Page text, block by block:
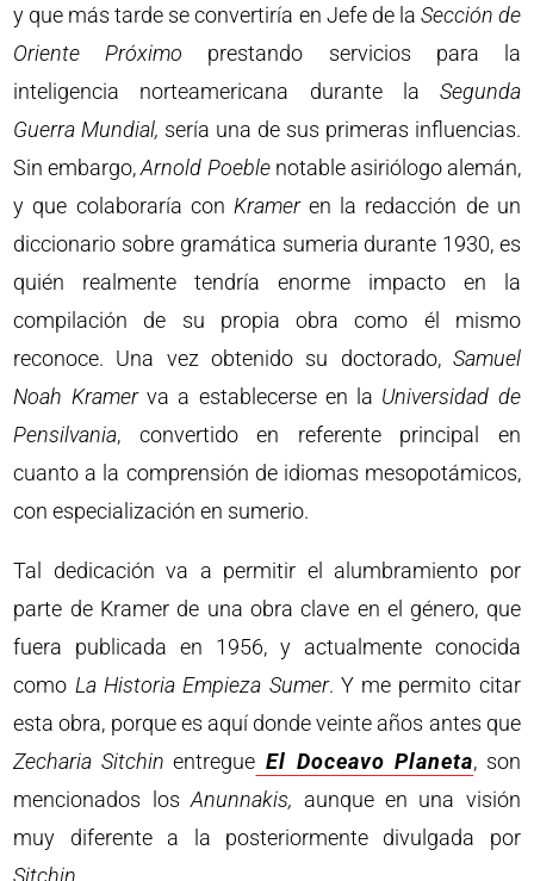
y que más tarde se convertiría en Jefe de la Sección de
Oriente Próximo prestando servicios para la
inteligencia norteamericana durante la Segunda
Guerra Mundial, sería una de sus primeras influencias.
Sin embargo,Arnold Poeblenotable asiriólogo alemán,
y que colaboraría con Krameren la redacción de un
diccionario sobre gramática sumeria durante 1930, es
quién realmente tendría enorme impacto en la
compilación de su propia obra como él mismo
reconoce. Una vez obtenido su doctorado, Samuel
Noah Kramerva a establecerse en la Universidad de
Pensilvania, convertido en referente principal en
cuanto a la comprensión de idiomas mesopotámicos,
con especialización en sumerio.
Tal dedicación va a permitir el alumbramiento por
parte de Kramer de una obra clave en el género, que
fuera publicada en 1956, y actualmente conocida
como La Historia Empieza Sumer. Y me permito citar
esta obra, porque es aquí donde veinte años antes que
Zecharia Sitchin entregue El Doceavo Planeta, son
mencionados losAnunnakis, aunque en una visión
muy diferente a la posteriormente divulgada por
Sitchin.